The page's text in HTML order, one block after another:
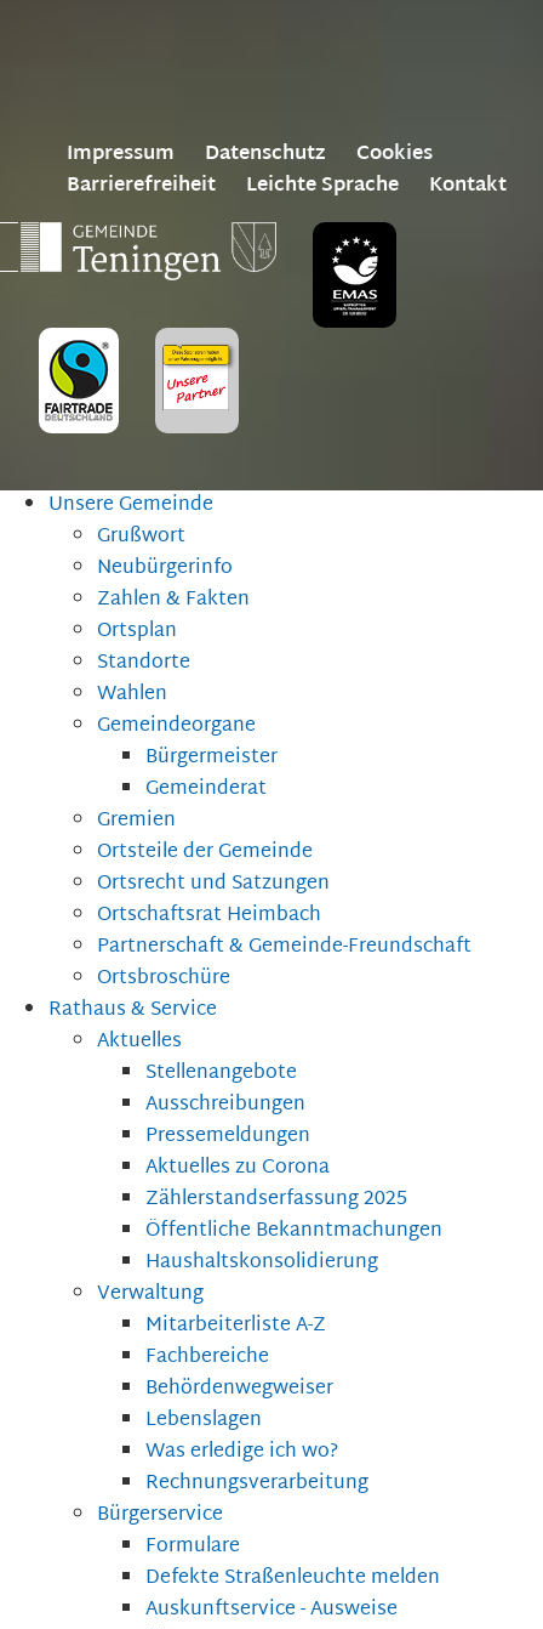
Impressum Datenschutz
Cookies
Barrierefreiheit
Leichte Sprache Kontakt
Unsere Gemeinde
Grußwort
Neubürgerinfo
Zahlen & Fakten
Ortsplan
Standorte
Wahlen
Gemeindeorgane
Bürgermeister
Gemeinderat
Gremien
Ortsteile der Gemeinde
Ortsrecht und Satzungen
Ortschaftsrat Heimbach
Partnerschaft & Gemeinde-Freundschaft
Ortsbroschüre
Rathaus & Service
Aktuelles
Stellenangebote
Ausschreibungen
Pressemeldungen
Aktuelles zu Corona
Zählerstandserfassung 2025
Öffentliche Bekanntmachungen
Haushaltskonsolidierung
Verwaltung
Mitarbeiterliste A-Z
Fachbereiche
Behördenwegweiser
Lebenslagen
Was erledige ich wo?
Rechnungsverarbeitung
Bürgerservice
Formulare
Defekte Straßenleuchte melden
Auskunftservice - Ausweise